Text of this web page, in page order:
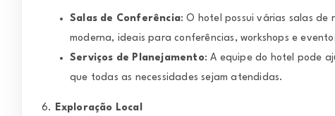
Salas de Conferência: O hotel possui várias salas de
moderna, ideais para conferências, workshops e
Serviços de Planejamento: A equipe do hotel pode
que todas as necessidades sejam atendidas.
6. Exploração Local